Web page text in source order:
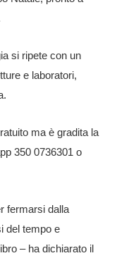
si ripete con un
e laboratori,
ma è gradita la
350 0736301 o
fermarsi dalla
del tempo e
– ha dichiarato il